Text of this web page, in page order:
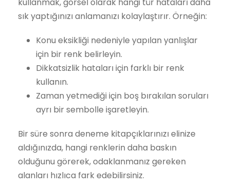
sık yaptığınızı anlamanızı kolaylaştırır. Örneğin:
Konu eksikliği nedeniyle yapılan yanlışlar
için bir renk belirleyin.
Dikkatsizlik hataları için farklı bir renk
kullanın.
Zaman yetmediği için boş bırakılan soruları
ayrı bir sembolle işaretleyin.
Bir süre sonra deneme kitapçıklarınızı elinize
aldığınızda, hangi renklerin daha baskın
olduğunu görerek, odaklanmanız gereken
alanları hızlıca fark edebilirsiniz.